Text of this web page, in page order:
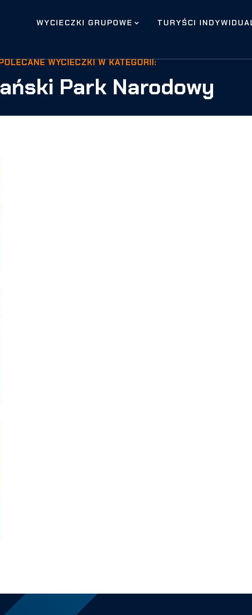
WYCIECZKI GRUPOWE TURYŚCI
WYCIECZKI W KATEGORII:
Park Narodowy